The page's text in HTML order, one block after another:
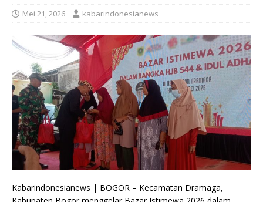
Mei 21, 2026 kabarindonesianews
Kabarindonesianews | BOGOR – Kecamatan Dramaga,